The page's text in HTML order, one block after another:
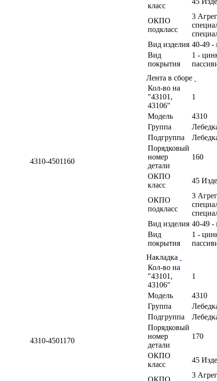
класс
ОКПО
подкласс
3
Вид изделия 40-49 -
Вид
покрытия
1 -
4310-4501160
Лента в сборе
Кол-во на
"43101,
43106"
1
Модель
4310
Группа
Подгруппа
Порядковый
номер
детали
160
ОКПО
класс
45
ОКПО
подкласс
3
Вид изделия 40-49 -
Вид
покрытия
1 -
4310-4501170
Накладка
Кол-во на
"43101,
43106"
1
Модель
4310
Группа
Подгруппа
Порядковый
номер
детали
170
ОКПО
класс
45
ОКПО
3